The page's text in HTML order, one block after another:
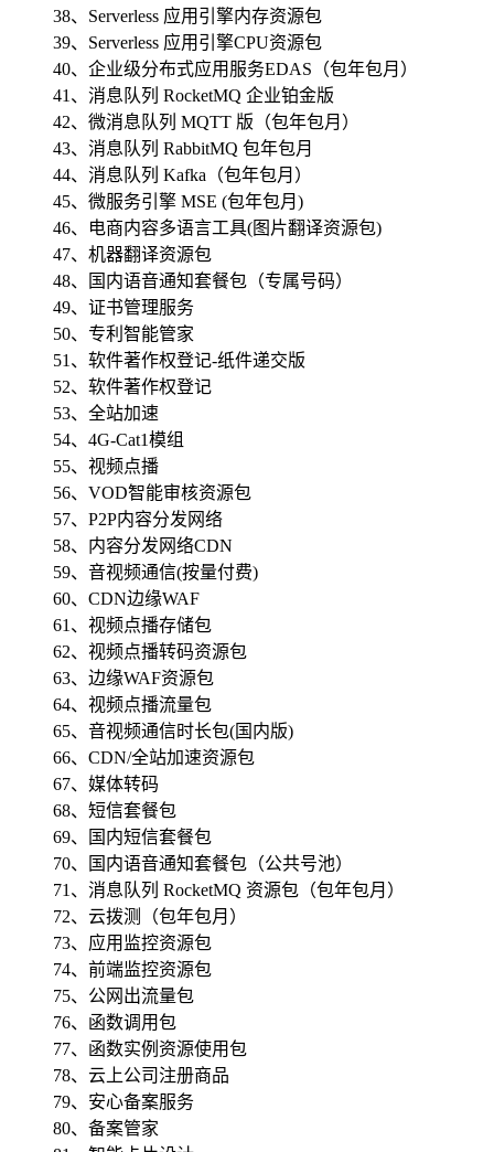
38、Serverless 应用引擎内存资源包
39、Serverless 应用引擎CPU资源包
40、企业级分布式应用服务EDAS（包年包月）
41、消息队列 RocketMQ 企业铂金版
42、微消息队列 MQTT 版（包年包月）
43、消息队列 RabbitMQ 包年包月
44、消息队列 Kafka（包年包月）
45、微服务引擎 MSE (包年包月)
46、电商内容多语言工具(图片翻译资源包)
47、机器翻译资源包
48、国内语音通知套餐包（专属号码）
49、证书管理服务
50、专利智能管家
51、软件著作权登记-纸件递交版
52、软件著作权登记
53、全站加速
54、4G-Cat1模组
55、视频点播
56、VOD智能审核资源包
57、P2P内容分发网络
58、内容分发网络CDN
59、音视频通信(按量付费)
60、CDN边缘WAF
61、视频点播存储包
62、视频点播转码资源包
63、边缘WAF资源包
64、视频点播流量包
65、音视频通信时长包(国内版)
66、CDN/全站加速资源包
67、媒体转码
68、短信套餐包
69、国内短信套餐包
70、国内语音通知套餐包（公共号池）
71、消息队列 RocketMQ 资源包（包年包月）
72、云拨测（包年包月）
73、应用监控资源包
74、前端监控资源包
75、公网出流量包
76、函数调用包
77、函数实例资源使用包
78、云上公司注册商品
79、安心备案服务
80、备案管家